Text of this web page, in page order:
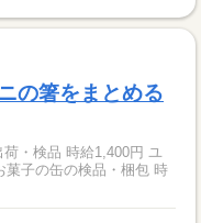
の箸をまとめる
・検品 時給1,400円 ユ
菓子の缶の検品・梱包 時